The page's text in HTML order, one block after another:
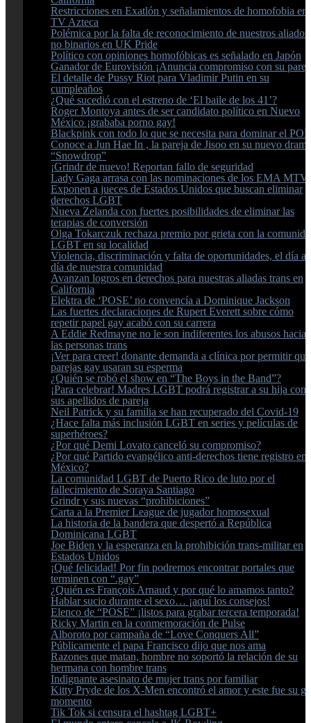
Restricciones en Exatlón y señalamientos de homofobia en
TV Azteca
Polémica por la falta de reconocimiento de nuestros aliados
no binarios en UK Pride
Político con opiniones homofóbicas es señalado en Japón
Ganador de Eurovisión ¡Anuncia compromiso con su
El detalle de Pussy Riot para Vladimir Putin en su
cumpleaños
¿Qué sucedió con el estreno de ‘El baile de los 41’?
Roger Montoya antes de ser candidato político en Nuevo
México ¡grababa porno gay!
Blackpink con todo lo que se necesita para dominar el POP
Conoce a Jun Hae In , la pareja de Jisoo en su nuevo drama
“Snowdrop”
¡Grindr de nuevo! Reportan fallo de seguridad
Lady Gaga arrasa con las nominaciones de los EMA MTV
Exponen a jueces de Estados Unidos que buscan eliminar
derechos LGBT
Nueva Zelanda con fuertes posibilidades de eliminar las
terapias de conversión
Olga Tokarczuk rechaza premio por grieta con la
LGBT en su localidad
Violencia, discriminación y falta de oportunidades, el día a
día de nuestra comunidad
Avanzan logros en derechos para nuestras aliadas trans en
California
Elektra de ‘POSE’ no convencía a Dominique Jackson
Las fuertes declaraciones de Rupert Everett sobre cómo
repetir papel gay acabó con su carrera
A Eddie Redmayne no le son indiferentes los abusos hacia
las personas trans
¡Ver para creer! donante demanda a clínica por permitir que
parejas gay usaran su esperma
¿Quién se robó el show en “The Boys in the Band”?
¡Para celebrar! Madres LGBT podrá registrar a su hija con
sus apellidos de pareja
Neil Patrick y su familia se han recuperado del Covid-19
¿Hace falta más inclusión LGBT en series y películas de
superhéroes?
¿Por qué Demi Lovato canceló su compromiso?
¿Por qué Partido evangélico anti-derechos tiene registro en
México?
La comunidad LGBT de Puerto Rico de luto por el
fallecimiento de Soraya Santiago
Grindr y sus nuevas “prohibiciones”
Carta a la Premier League de jugador homosexual
La historia de la bandera que despertó a República
Dominicana LGBT
Joe Biden y la esperanza en la prohibición trans-militar en
Estados Unidos
¡Qué felicidad! Por fin podremos encontrar portales que
terminen con “.gay”
¿Quién es François Arnaud y por qué lo amamos tanto?
Hablar sucio durante el sexo… ¡aquí los consejos!
Elenco de “POSE” ¡listos para grabar tercera temporada!
Ricky Martin en la conmemoración de Pulse
Alboroto por campaña de “Love Conquers All”
Públicamente el papa Francisco dijo que nos ama
Razones que matan, hombre no soportó la relación de su
hermana con hombre trans
Indignante asesinato de mujer trans por familiar
Kitty Pryde de los X-Men encontró el amor y este fue su
momento
Tik Tok si censura el hashtag LGBT+